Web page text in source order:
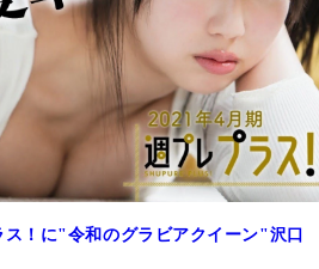
！に"令和のグラビアクイーン"沢口